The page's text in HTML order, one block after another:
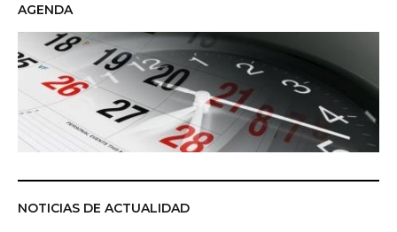
AGENDA
NOTICIAS DE ACTUALIDAD